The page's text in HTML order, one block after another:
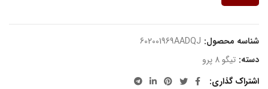
شناسه محصول: 602001969AADQJ
دسته: تیگو 8 پرو
اشتراک گذاری